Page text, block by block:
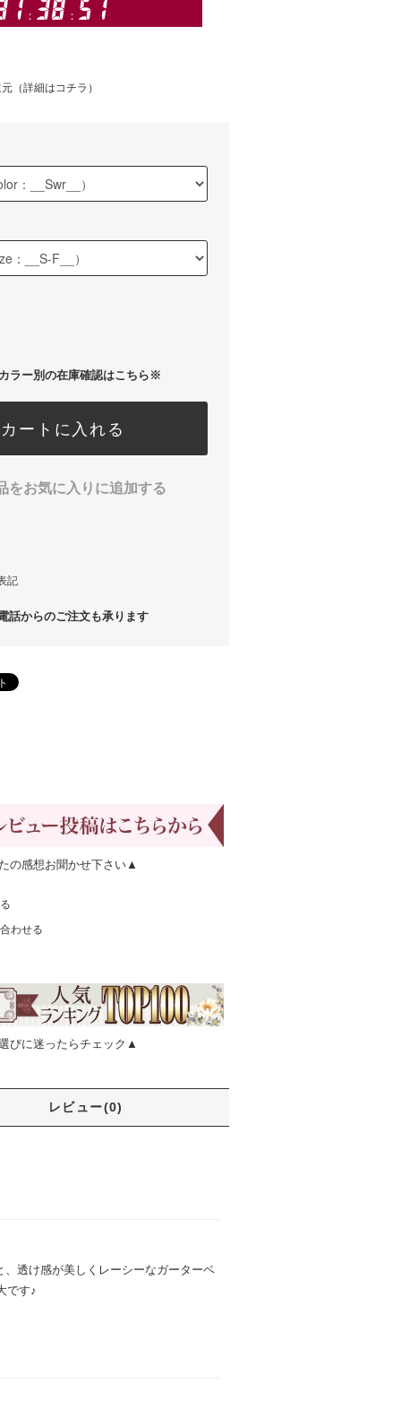
（詳細はコチラ ）
ラー別の在庫確認はこちら※
カートに入れる
をお気に入りに追加する
記
からのご注文も承ります
の感想お聞かせ下さい▲
わせる
びに迷ったらチェック▲
レビュー(0)
透け感が美しくレーシーなガーターベ
です♪